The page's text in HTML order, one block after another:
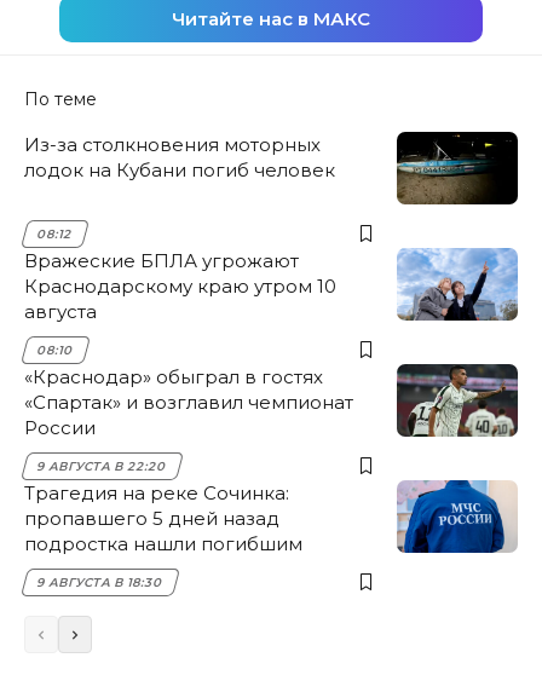
Читайте нас в МАКС
По теме
Из-за столкновения моторных
лодок на Кубани погиб человек
08:12
Вражеские БПЛА угрожают
Краснодарскому краю утром 10
августа
08:10
«Краснодар» обыграл в гостях
«Спартак» и возглавил чемпионат
России
9 АВГУСТА В 22:20
Трагедия на реке Сочинка:
пропавшего 5 дней назад
подростка нашли погибшим
9 АВГУСТА В 18:30